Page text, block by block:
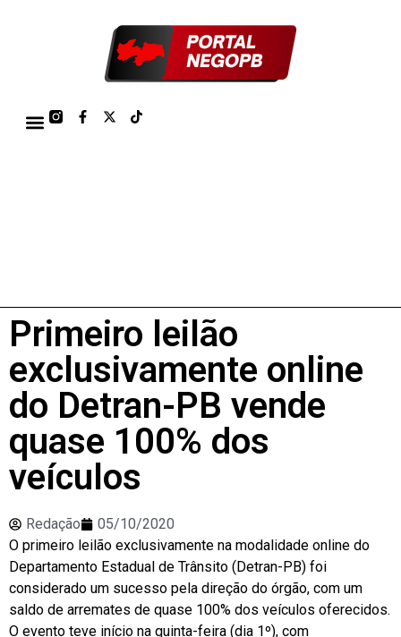
Primeiro leilão
exclusivamente online
do Detran-PB vende
quase 100% dos
veículos
Redação
05/10/2020
O primeiro leilão exclusivamente na modalidade online do
Departamento Estadual de Trânsito (Detran-PB) foi
considerado um sucesso pela direção do órgão, com um
saldo de arremates de quase 100% dos veículos oferecidos.
O evento teve início na quinta-feira (dia 1º), com